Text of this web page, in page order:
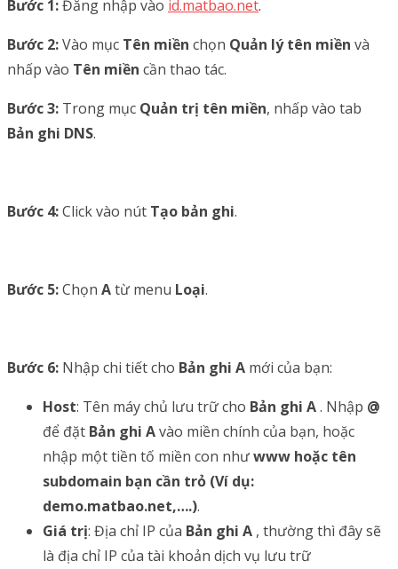
Bước 1:Đăng nhập vào id.matbao.net.
Bước 2:Vào mục Tên miền chọn Quản lý tên miền và
nhấp vào Tên miền cần thao tác.
Bước 3: Trong mục Quản trị tên miền, nhấp vào tab
Bản ghi DNS.
Bước 4:Click vào nút Tạo bản ghi.
Bước 5:Chọn Atừ menu Loại.
Bước 6: Nhập chi tiết cho Bản ghi A mới của bạn:
Host: Tên máy chủ lưu trữ cho Bản ghi A. Nhập @
để đặt Bản ghi Avào miền chính của bạn, hoặc
nhập một tiền tố miền con nhưwww hoặc tên
subdomain bạn cần trỏ (Ví dụ:
demo.matbao.net,….).
Giá trị: Địa chỉ IP của Bản ghi A , thường thì đây sẽ
là địa chỉ IP của tài khoản dịch vụ lưu trữ